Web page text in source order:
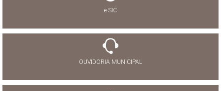
e-SIC
OUVIDORIA MUNICIPAL